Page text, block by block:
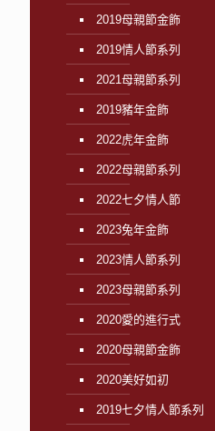
2019母親節金飾
2019情人節系列
2021母親節系列
2019豬年金飾
2022虎年金飾
2022母親節系列
2022七夕情人節
2023兔年金飾
2023情人節系列
2023母親節系列
2020愛的進行式
2020母親節金飾
2020美好如初
2019七夕情人節系列